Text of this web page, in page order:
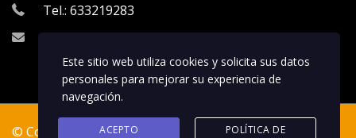
Tel.: 633219283
info@proeliteperformance.com
© Copyrigth 2023. Creado por Vitamweb|Política de
Este sitio web utiliza cookies y solicita sus datos
personales para mejorar su experiencia de
navegación.
ACEPTO POLÍTICA DE